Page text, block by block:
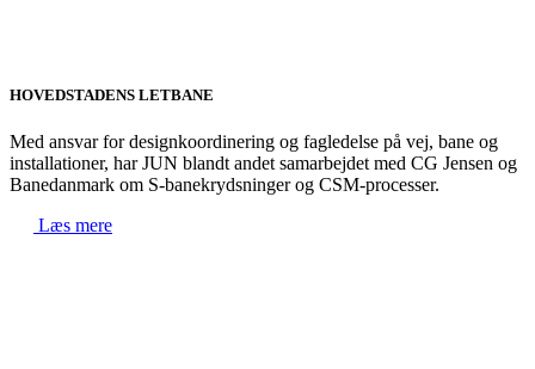
HOVEDSTADENS LETBANE
Med ansvar for designkoordinering og fagledelse på vej, bane og
installationer, har JUN blandt andet samarbejdet med CG Jensen og
Banedanmark om S-banekrydsninger og CSM-processer.
Læs mere